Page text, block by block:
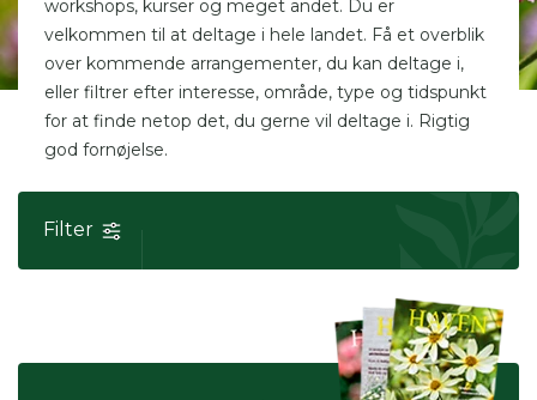
workshops, kurser og meget andet. Du er
velkommen til at deltage i hele landet. Få et overblik
over kommende arrangementer, du kan deltage i,
eller filtrer efter interesse, område, type og tidspunkt
for at finde netop det, du gerne vil deltage i. Rigtig
god fornøjelse.
Filter